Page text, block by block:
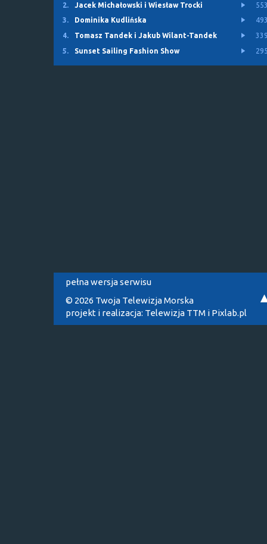
2.
Jacek Michałowski i Wiesław Trocki
3.
Dominika Kudlińska
4.
Tomasz Tandek i Jakub Wilant-Tandek
5.
Sunset Sailing Fashion Show
pełna wersja serwisu
© 2026 Twoja Telewizja Morska
projekt i realizacja: Telewizja TTM i Pixlab.pl